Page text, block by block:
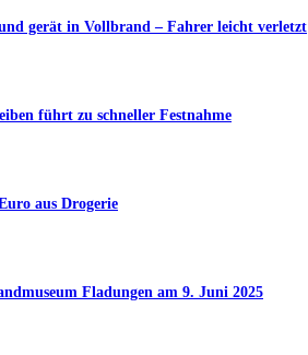
gerät in Vollbrand – Fahrer leicht verletzt
führt zu schneller Festnahme
aus Drogerie
Fladungen am 9. Juni 2025